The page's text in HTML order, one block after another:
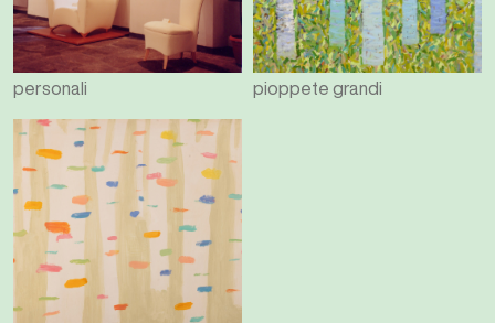
personali pioppete grandi